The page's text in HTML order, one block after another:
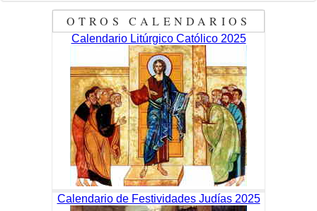
OTROS CALENDARIOS
Calendario Litúrgico Católico 2025
Calendario de Festividades Judías 2025